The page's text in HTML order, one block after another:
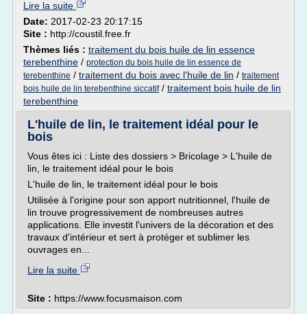
Lire la suite
Date: 2017-02-23 20:17:15
Site : http://coustil.free.fr
Thèmes liés : traitement du bois huile de lin essence
terebenthine / protection du bois huile de lin essence de
terebenthine / traitement du bois avec l'huile de lin / traitement
bois huile de lin terebenthine siccatif/ traitement bois huile de lin
terebenthine
L'huile de lin, le traitement idéal pour le
bois
Vous êtes ici : Liste des dossiers > Bricolage > L'huile de
lin, le traitement idéal pour le bois
L'huile de lin, le traitement idéal pour le bois
Utilisée à l'origine pour son apport nutritionnel, l'huile de
lin trouve progressivement de nombreuses autres
applications. Elle investit l'univers de la décoration et des
travaux d'intérieur et sert à protéger et sublimer les
ouvrages en...
Lire la suite
Site : https://www.focusmaison.com